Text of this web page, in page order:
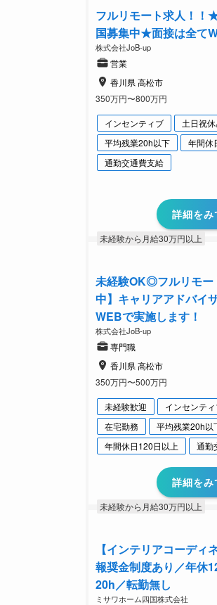
フルリモート求人！！
国募集中★面接は全て
株式会社JoB-up
営業
香川県 高松市
350万円〜800万円
インセンティブ 土日祝
平均残業20h以下
年間休
通勤交通費支給
詳細をみ
未経験から月給30万円以上
未経験OK◎フルリモー
中】キャリアアドバイ
WEBで実施します！
株式会社JoB-up
専門職
香川県 高松市
350万円〜500万円
未経験歓迎 インセンテ
在宅勤務
平均残業20h以
年間休日120日以上
通勤
詳細をみ
未経験から月給30万円以上
【インテリアコーディ
報奨金制度あり／年休
20h／転勤無し
ミサワホーム四国株式会社